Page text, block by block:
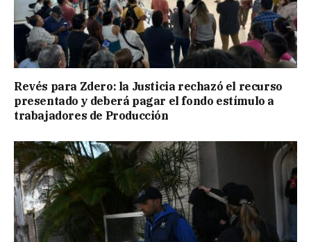
Revés para Zdero: la Justicia rechazó el recurso
presentado y deberá pagar el fondo estímulo a
trabajadores de Producción